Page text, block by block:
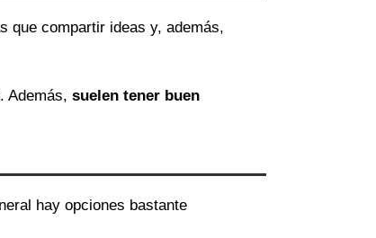
que compartir ideas y, además,
Además, suelen tener buen
hay opciones bastante